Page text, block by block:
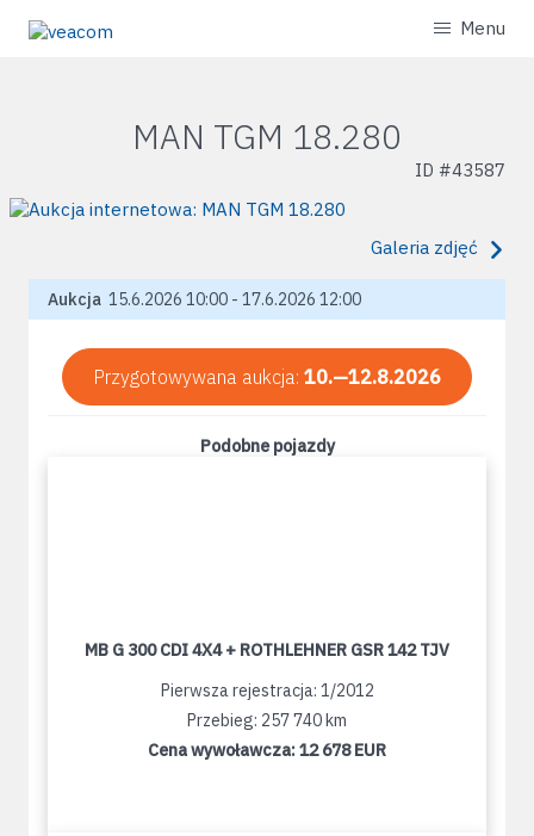
Menu
MAN TGM 18.280
ID #43587
Galeria zdjęć
Aukcja 15.6.2026 10:00 - 17.6.2026 12:00
Przygotowywana aukcja: 10.—12.8.2026
Podobne pojazdy
MB G 300 CDI 4X4 + ROTHLEHNER GSR 142 TJV
Pierwsza rejestracja: 1/2012
Przebieg: 257 740 km
Cena wywoławcza:12 678 EUR